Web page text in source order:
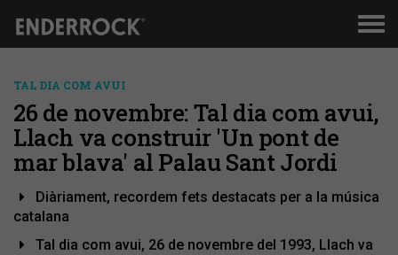
TAL DIA COM AVUI
26 de novembre: Tal dia com avui,
Llach va construir 'Un pont de
mar blava' al Palau Sant Jordi
Diàriament, recordem fets destacats per a la música
catalana
Tal dia com avui, 26 de novembre del 1993, Llach va